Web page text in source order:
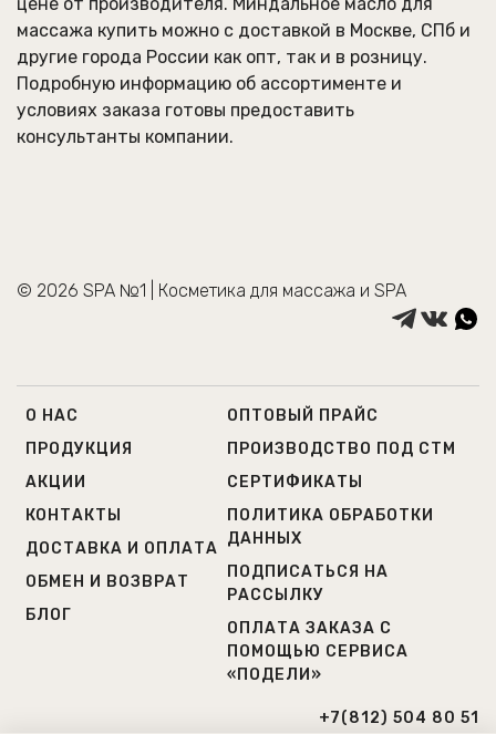
массажа купить можно с доставкой в Москве, СПб и
другие города России как опт, так и в розницу.
Подробную информацию об ассортименте и
условиях заказа готовы предоставить
консультанты компании.
О НАС
ПРОДУКЦИЯ
АКЦИИ
КОНТАКТЫ
ДОСТАВКА И ОПЛАТА
ОБМЕН И ВОЗВРАТ
БЛОГ
ОПТОВЫЙ ПРАЙС
ПРОИЗВОДСТВО ПОД СТМ
СЕРТИФИКАТЫ
ПОЛИТИКА ОБРАБОТКИ
ДАННЫХ
ПОДПИСАТЬСЯ НА
РАССЫЛКУ
ОПЛАТА ЗАКАЗА С
ПОМОЩЬЮ СЕРВИСА
«ПОДЕЛИ»
+7(812) 504 80 51
© 2026 SPA №1 | Косметика для массажа и SPA